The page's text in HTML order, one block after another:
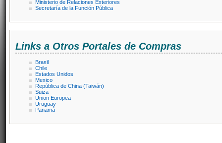
Ministerio de Relaciones Exteriores
Secretaría de la Función Pública
Links a Otros Portales de Compras
Brasil
Chile
Estados Unidos
Mexico
República de China (Taiwán)
Suiza
Union Europea
Uruguay
Panamá